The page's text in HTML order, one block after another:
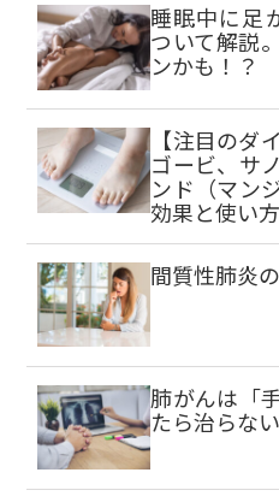
睡眠中に足
ついて解説
ンかも！？
【注目のダ
ゴービ、サ
ンド（マン
効果と使い方
間質性肺炎
肺がんは「
たら治らな